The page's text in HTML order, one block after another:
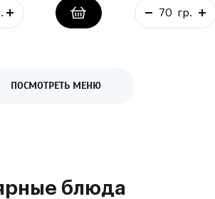
ПОСМОТРЕТЬ МЕНЮ
блюда